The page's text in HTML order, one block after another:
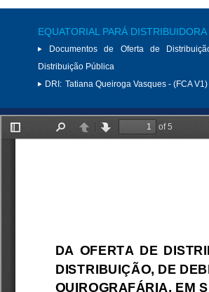
EQUATORIAL PARÁ DISTRIBUIDORA
Documentos de Oferta de
Distribuição Pública
DRI: Tatiana Queiroga Vasques - (FCA V1)